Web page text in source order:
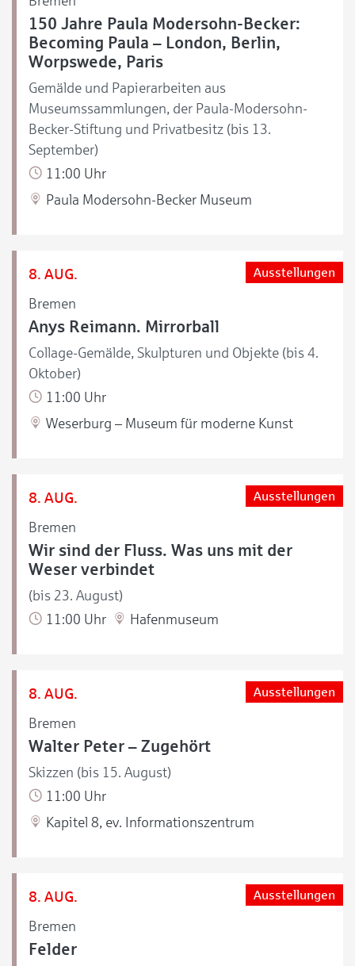
150 Jahre Paula Modersohn-Becker:
Becoming Paula – London, Berlin,
Worpswede, Paris
Gemälde und Papierarbeiten aus
Museumssammlungen, der Paula-Modersohn-
Becker-Stiftung und Privatbesitz (bis 13.
September)
11:00 Uhr
Paula Modersohn-Becker Museum
8. AUG.
Bremen
Ausstellungen
Anys Reimann. Mirrorball
Collage-Gemälde, Skulpturen und Objekte (bis 4.
Oktober)
11:00 Uhr
Weserburg – Museum für moderne Kunst
8. AUG.
Bremen
Ausstellungen
Wir sind der Fluss. Was uns mit der
Weser verbindet
(bis 23. August)
11:00 Uhr
Hafenmuseum
8. AUG.
Bremen
Ausstellungen
Walter Peter – Zugehört
Skizzen (bis 15. August)
11:00 Uhr
Kapitel 8, ev. Informationszentrum
8. AUG.
Bremen
Ausstellungen
Felder